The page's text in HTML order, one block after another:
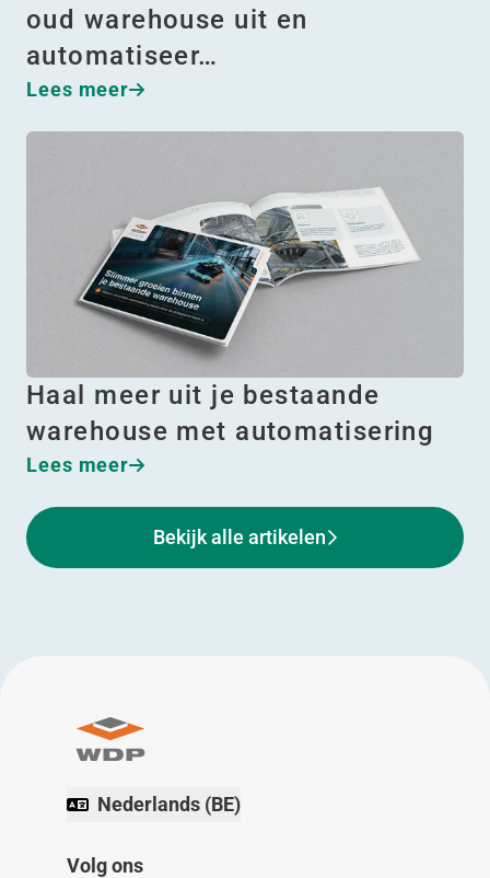
oud warehouse uit en
automatiseer…
Lees meer
Haal meer uit je bestaande
warehouse met automatisering
Lees meer
Bekijk alle artikelen
Nederlands (BE)
Volg ons